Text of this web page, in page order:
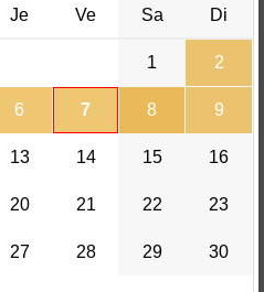
Je Ve Sa Di
1 2
6 7 8 9
13 14 15 16
20 21 22 23
27 28 29 30